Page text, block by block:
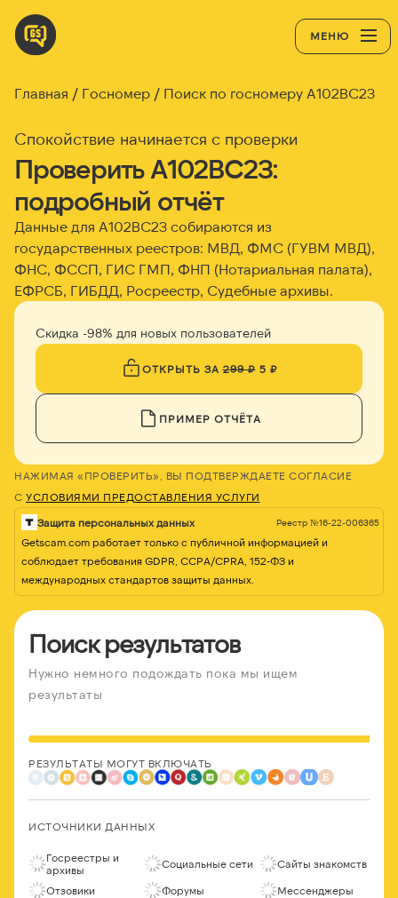
МЕНЮ
Главная Госномер Поиск по госномеру А102ВС23
Спокойствие начинается с проверки
Проверить А102ВС23:
подробный отчёт
Данные для А102ВС23 собираются из
государственных реестров: МВД, ФМС (ГУВМ МВД),
ФНС, ФССП, ГИС ГМП, ФНП (Нотариальная палата),
ЕФРСБ, ГИБДД, Росреестр, Судебные архивы.
Скидка -98% для новых пользователей
ОТКРЫТЬ ЗА299 ₽5 ₽
ПРИМЕР ОТЧЁТА
НАЖИМАЯ «ПРОВЕРИТЬ», ВЫ ПОДТВЕРЖДАЕТЕ СОГЛАСИЕ
С УСЛОВИЯМИ ПРЕДОСТАВЛЕНИЯ УСЛУГИ
Защита персональных данных Реестр №16-22-006365
Getscam.com работает только с публичной информацией и
соблюдает требования GDPR, CCPA/CPRA, 152-ФЗ и
международных стандартов защиты данных.
Поиск результатов
Нужно немного подождать пока мы ищем
результаты
РЕЗУЛЬТАТЫ МОГУТ ВКЛЮЧАТЬ
ИСТОЧНИКИ ДАННЫХ
Госреестры и
архивы
Социальные сети Сайты знакомств
Отзовики Форумы Мессенджеры